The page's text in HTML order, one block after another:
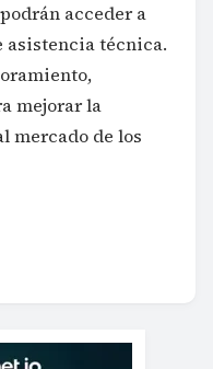
acceder a
asistencia técnica.
mejorar la
mercado de los